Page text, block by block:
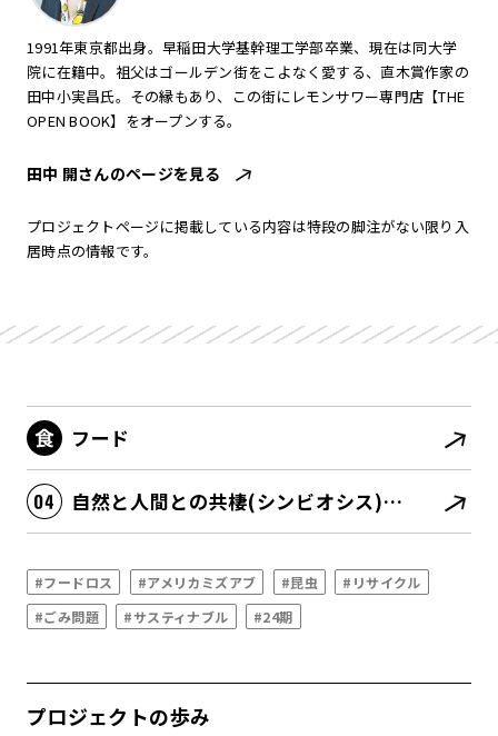
1991年東京都出身。早稲田大学基幹理工学部卒業、現在は同大学
院に在籍中。祖父はゴールデン街をこよなく愛する、直木賞作家の
田中小実昌氏。その縁もあり、この街にレモンサワー専門店【THE
OPEN BOOK】をオープンする。
田中 開さんのページを見る
プロジェクトページに掲載している内容は特段の脚注がない限り入
居時点の情報です。
フード
自然と人間との共棲(シンビオシス)関係が深化する
#フードロス #アメリカミズアブ #昆虫
#リサイクル
#ごみ問題
#サスティナブル #24期
プロジェクトの歩み